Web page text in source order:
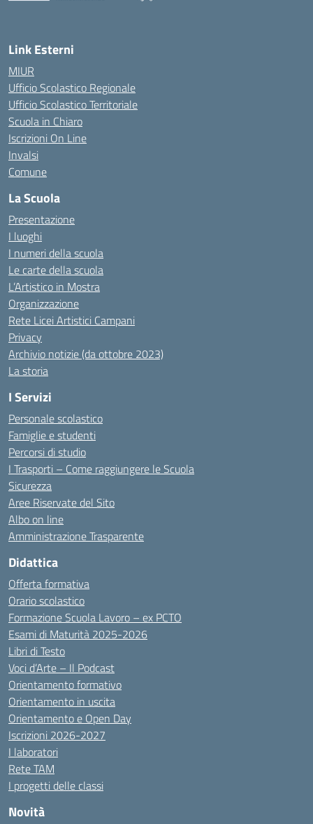
Link Esterni
MIUR
Ufficio Scolastico Regionale
Ufficio Scolastico Territoriale
Scuola in Chiaro
Iscrizioni On Line
Invalsi
Comune
La Scuola
Presentazione
I luoghi
I numeri della scuola
Le carte della scuola
L’Artistico in Mostra
Organizzazione
Rete Licei Artistici Campani
Privacy
Archivio notizie (da ottobre 2023)
La storia
I Servizi
Personale scolastico
Famiglie e studenti
Percorsi di studio
I Trasporti – Come raggiungere le Scuola
Sicurezza
Aree Riservate del Sito
Albo on line
Amministrazione Trasparente
Didattica
Offerta formativa
Orario scolastico
Formazione Scuola Lavoro – ex PCTO
Esami di Maturità 2025-2026
Libri di Testo
Voci d’Arte – Il Podcast
Orientamento formativo
Orientamento in uscita
Orientamento e Open Day
Iscrizioni 2026-2027
I laboratori
Rete TAM
I progetti delle classi
Novità